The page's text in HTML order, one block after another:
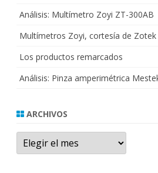
Análisis: Multímetro Zoyi ZT-300AB
Multímetros Zoyi, cortesía de
Los productos remarcados
Análisis: Pinza amperimétrica
ARCHIVOS
Archivos